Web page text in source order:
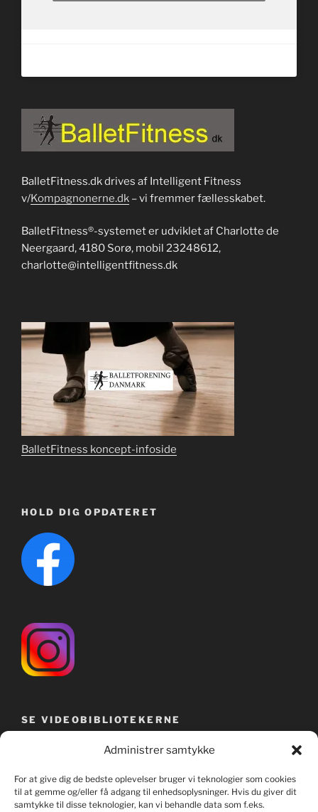
Administrer samtykke
For at give dig de bedste oplevelser bruger vi teknologier som cookies
til at gemme og/eller få adgang til enhedsoplysninger. Hvis du giver dit
samtykke til disse teknologier, kan vi behandle data som f.eks.
BalletFitness.dk drives af Intelligent Fitness
v/Kompagnonerne.dk – vi fremmer fællesskabet.
BalletFitness®-systemet er udviklet af Charlotte de
Neergaard, 4180 Sorø, mobil 23248612,
charlotte@intelligentfitness.dk
BalletFitness koncept-infoside
HOLD DIG OPDATERET
SE VIDEOBIBLIOTEKERNE